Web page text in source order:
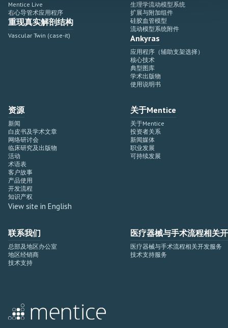
Mentice Live
右心导管术应用程序
重现真实解剖结构
Vascular Twin (case-it)
生理学流动模型系统
扩展与附加组件
硅胶血管模型
流动模型系统附件
Ankyras
应用程序（辅助支架选择）
核心技术
典型图库
学术出版物
使用说明书
资源
新闻
白皮书及学术文章
网络研讨会
临床研究及出版物
活动
术语表
客户故事
产品使用
开发流程
知识产权
View site in English
关于Mentice
关于Mentice
投资者关系
新闻媒体
职业发展
可持续发展
联系我们
总部及地区办公室
地区经销商
技术支持
医疗器械与手术流程相关
医疗器械与手术流程相关开发服务
技术支持服务